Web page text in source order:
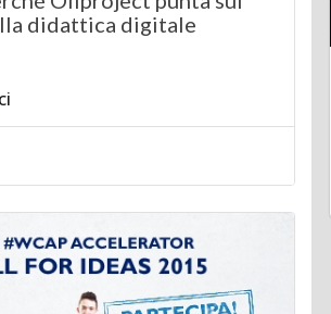
didattica digitale